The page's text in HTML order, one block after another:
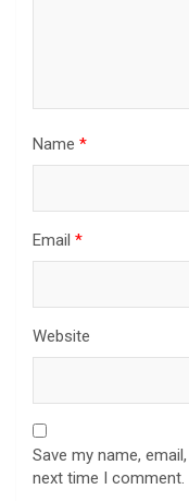
Name *
Email *
Website
Save my name,
next time I comment.